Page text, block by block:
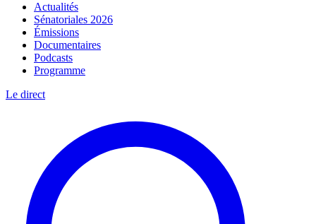
Actualités
Sénatoriales 2026
Émissions
Documentaires
Podcasts
Programme
Le direct